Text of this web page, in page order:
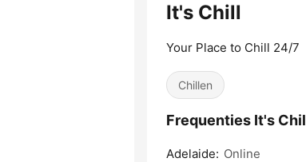
It's Chill
Your Place to Chill 24/7
Chillen
Frequenties It's
Adelaide: Online